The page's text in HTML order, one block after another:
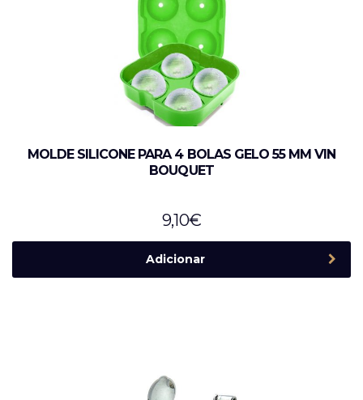
MOLDE SILICONE PARA 4 BOLAS GELO 55 MM VIN
BOUQUET
9,10€
Adicionar